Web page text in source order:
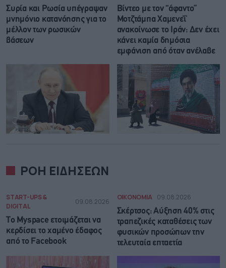
Συρία και Ρωσία υπέγραψαν
μνημόνιο κατανόησης για το
μέλλον των ρωσικών
βάσεων
Βίντεο με τον “άφαντο”
Μοτζτάμπα Χαμενεΐ
ανακοίνωσε το Ιράν: Δεν έχει
κάνει καμία δημόσια
εμφάνιση από όταν ανέλαβε
ΡΟΗ ΕΙΔΗΣΕΩΝ
START-UPS &
DIGITAL
09.08.2026
Το Myspace ετοιμάζεται να
κερδίσει το χαμένο έδαφος
από το Facebook
ΟΙΚΟΝΟΜΙΑ 09.08.2026
Σκέρτσος: Αύξηση 40% στις
τραπεζικές καταθέσεις των
φυσικών προσώπων την
τελευταία επταετία